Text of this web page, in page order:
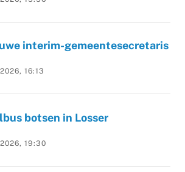
interim-gemeentesecretaris
16:13
botsen in Losser
19:30